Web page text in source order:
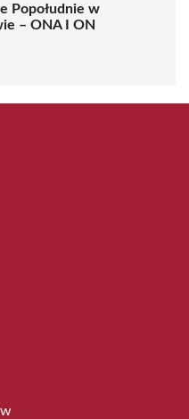
Popołudnie w
– ONA I ON